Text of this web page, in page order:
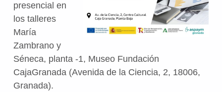
presencial en
los talleres
María
Zambrano y
Séneca, planta -1, Museo Fundación
CajaGranada (Avenida de la Ciencia, 2, 18006,
Granada).